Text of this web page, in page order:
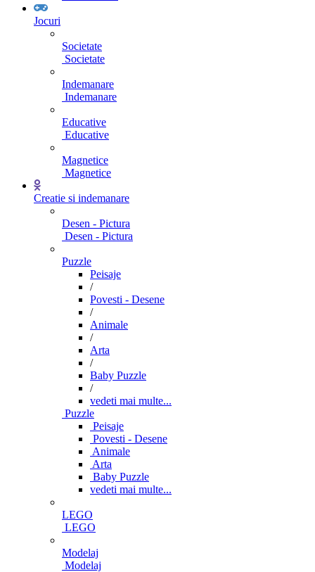
Jocuri
Societate
Societate
Indemanare
Indemanare
Educative
Educative
Magnetice
Magnetice
Creatie si indemanare
Desen - Pictura
Desen - Pictura
Puzzle
Peisaje
/
Povesti - Desene
/
Animale
/
Arta
/
Baby Puzzle
/
vedeti mai multe...
Puzzle
Peisaje
Povesti - Desene
Animale
Arta
Baby Puzzle
vedeti mai multe...
LEGO
LEGO
Modelaj
Modelaj